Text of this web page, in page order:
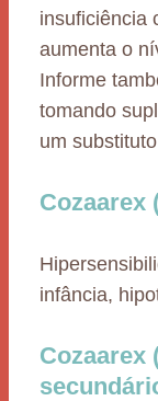
insuficiência
aumenta o
Informe
tomando
um
Cozaarex
infância,
Cozaarex